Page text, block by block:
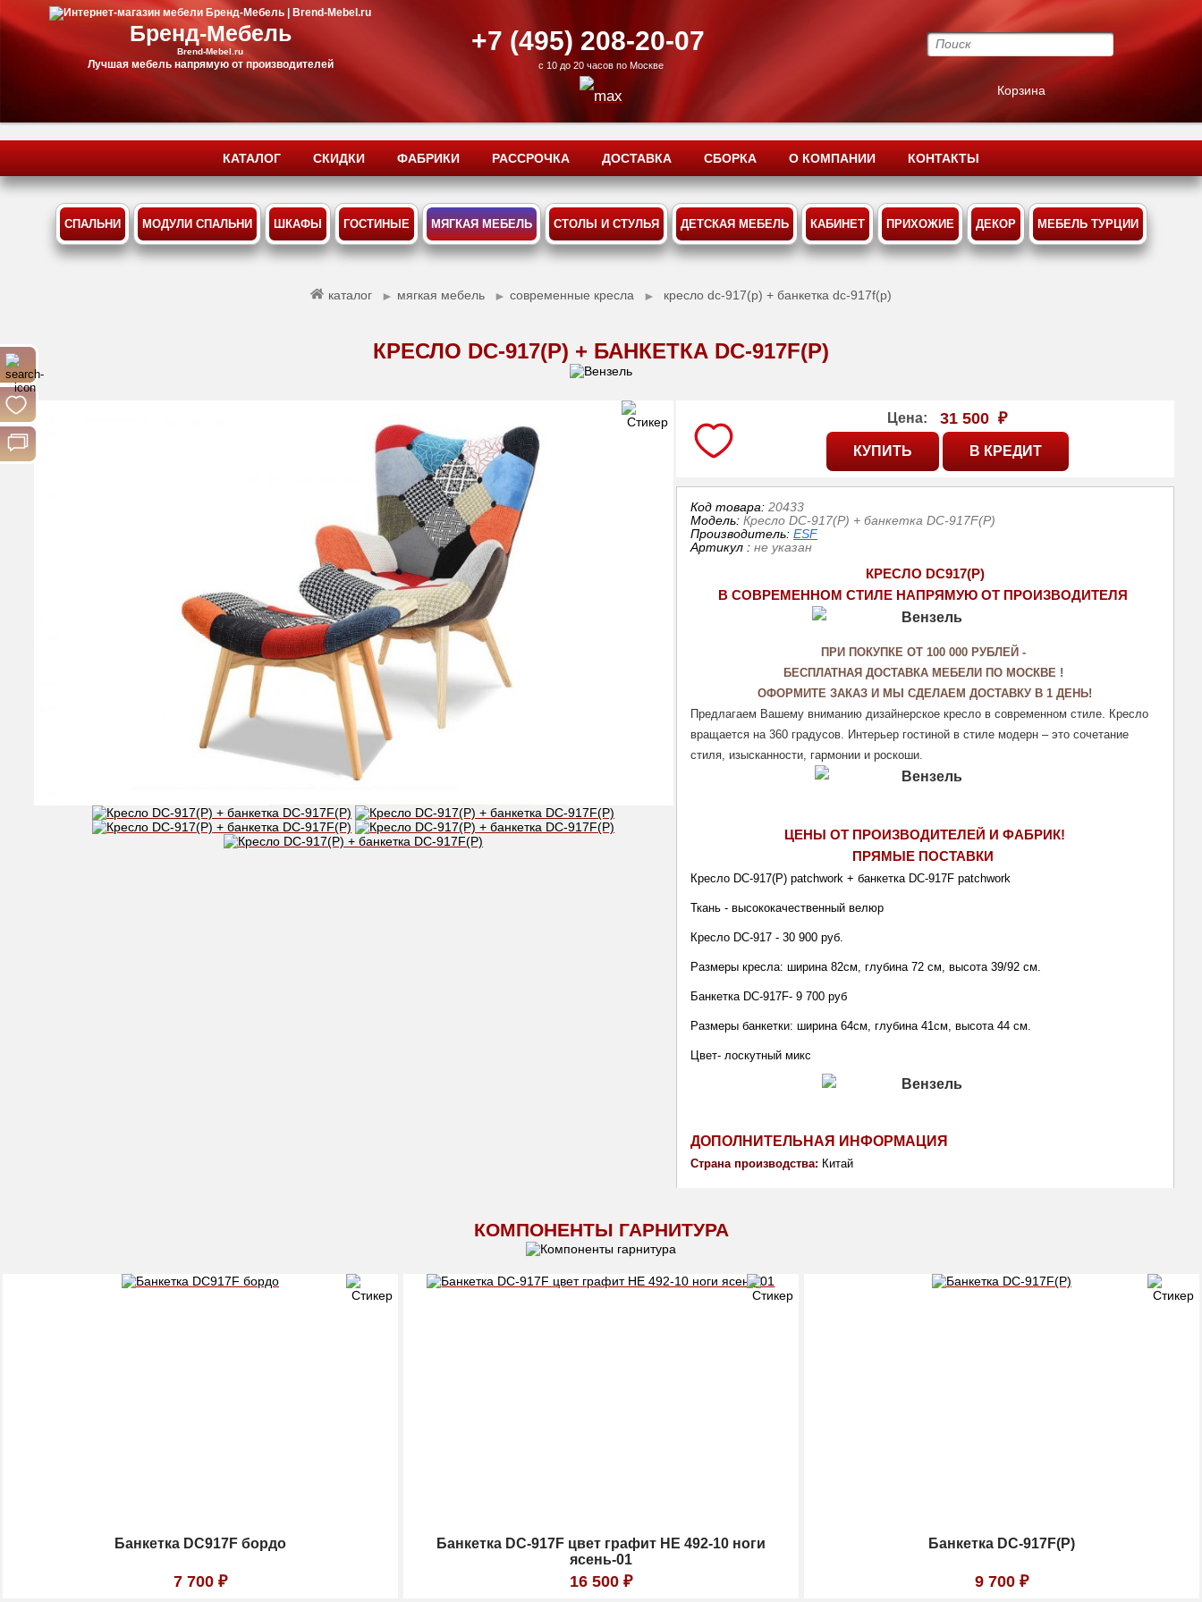
Бренд-Мебель
Brend-Mebel.ru
Лучшая мебель напрямую от производителей
Корзина
+7 (495) 208-20-07
с 10 до 20 часов по Москве
КАТАЛОГ СКИДКИ ФАБРИКИ РАССРОЧКА ДОСТАВКА СБОРКА О КОМПАНИИ КОНТАКТЫ
СПАЛЬНИ МОДУЛИ СПАЛЬНИ ШКАФЫ ГОСТИНЫЕ МЯГКАЯ МЕБЕЛЬ СТОЛЫ И СТУЛЬЯ ДЕТСКАЯ МЕБЕЛЬ КАБИНЕТ ПРИХОЖИЕ ДЕКОР МЕБЕЛЬ ТУРЦИИ
каталог ► мягкая мебель ► современные кресла ► кресло dс-917(p) + банкетка dс-917f(p)
КРЕСЛО DС-917(P) + БАНКЕТКА DС-917F(P)
Цена: 31 500 ₽
Код товара:20433
Модель:Кресло DС-917(P) + банкетка DС-917F(P)
Производитель:ESF
Артикул :не указан
КРЕСЛО DC917(Р)
В СОВРЕМЕННОМ СТИЛЕ НАПРЯМУЮ ОТ ПРОИЗВОДИТЕЛЯ
П РИ ПОКУПКЕ ОТ 100 000 РУБЛЕЙ -
БЕСПЛАТНАЯ ДОСТАВКА МЕБЕЛИ ПО МОСКВЕ !
ОФОРМИТЕ ЗАКАЗ И МЫ СДЕЛАЕМ ДОСТАВКУ В 1 ДЕНЬ!
Предлагаем Вашему вниманию дизайнерское кресло в современном стиле. Кресло
вращается на 360 градусов. Интерьер гостиной в стиле модерн – это сочетание
стиля, изысканности, гармонии и роскоши.
ЦЕНЫ ОТ ПРОИЗВОДИТЕЛЕЙ И ФАБРИК!
ПРЯМЫЕ ПОСТАВКИ
Кресло DС-917(P) patchwork + банкетка DС-917F patchwork
Ткань - высококачественный велюр
Кресло DС-917 - 30 900 руб.
Размеры кресла: ширина 82см, глубина 72 см, высота 39/92 см.
Банкетка DС-917F- 9 700 руб
Размеры банкетки: ширина 64см, глубина 41см, высота 44 см.
Цвет- лоскутный микс
ДОПОЛНИТЕЛЬНАЯ ИНФОРМАЦИЯ
Страна производства: Китай
КОМПОНЕНТЫ ГАРНИТУРА
Банкетка DC917F бордо
7 700 ₽
Банкетка DС-917F цвет графит HE 492-10 ноги
ясень-01
16 500 ₽
Банкетка DС-917F(P)
9 700 ₽